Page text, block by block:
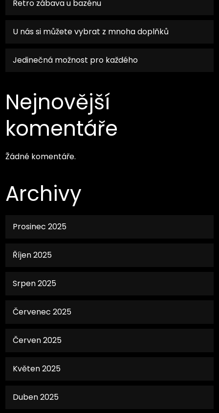
Retro zábava u bazénu
U nás si můžete vybrat z mnoha doplňků
Jedinečná možnost pro každého
Nejnovější
komentáře
Žádné komentáře.
Archivy
Prosinec 2025
Říjen 2025
Srpen 2025
Červenec 2025
Červen 2025
Květen 2025
Duben 2025